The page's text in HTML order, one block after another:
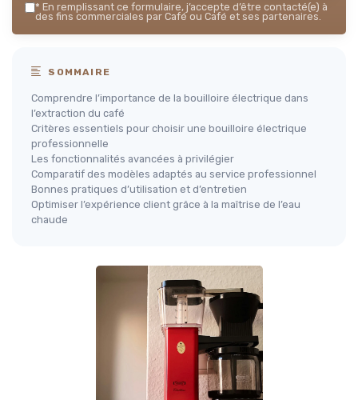
* En remplissant ce formulaire, j’accepte d’être contacté(e) à
des fins commerciales par Café ou Café et ses partenaires.
SOMMAIRE
Comprendre l’importance de la bouilloire électrique dans
l’extraction du café
Critères essentiels pour choisir une bouilloire électrique
professionnelle
Les fonctionnalités avancées à privilégier
Comparatif des modèles adaptés au service professionnel
Bonnes pratiques d’utilisation et d’entretien
Optimiser l’expérience client grâce à la maîtrise de l’eau
chaude